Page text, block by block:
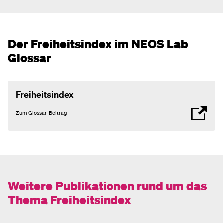
Der Freiheitsindex im NEOS Lab
Glossar
Freiheitsindex
Zum Glossar-Beitrag
WeiterePublikationenrund um das
Thema Freiheitsindex